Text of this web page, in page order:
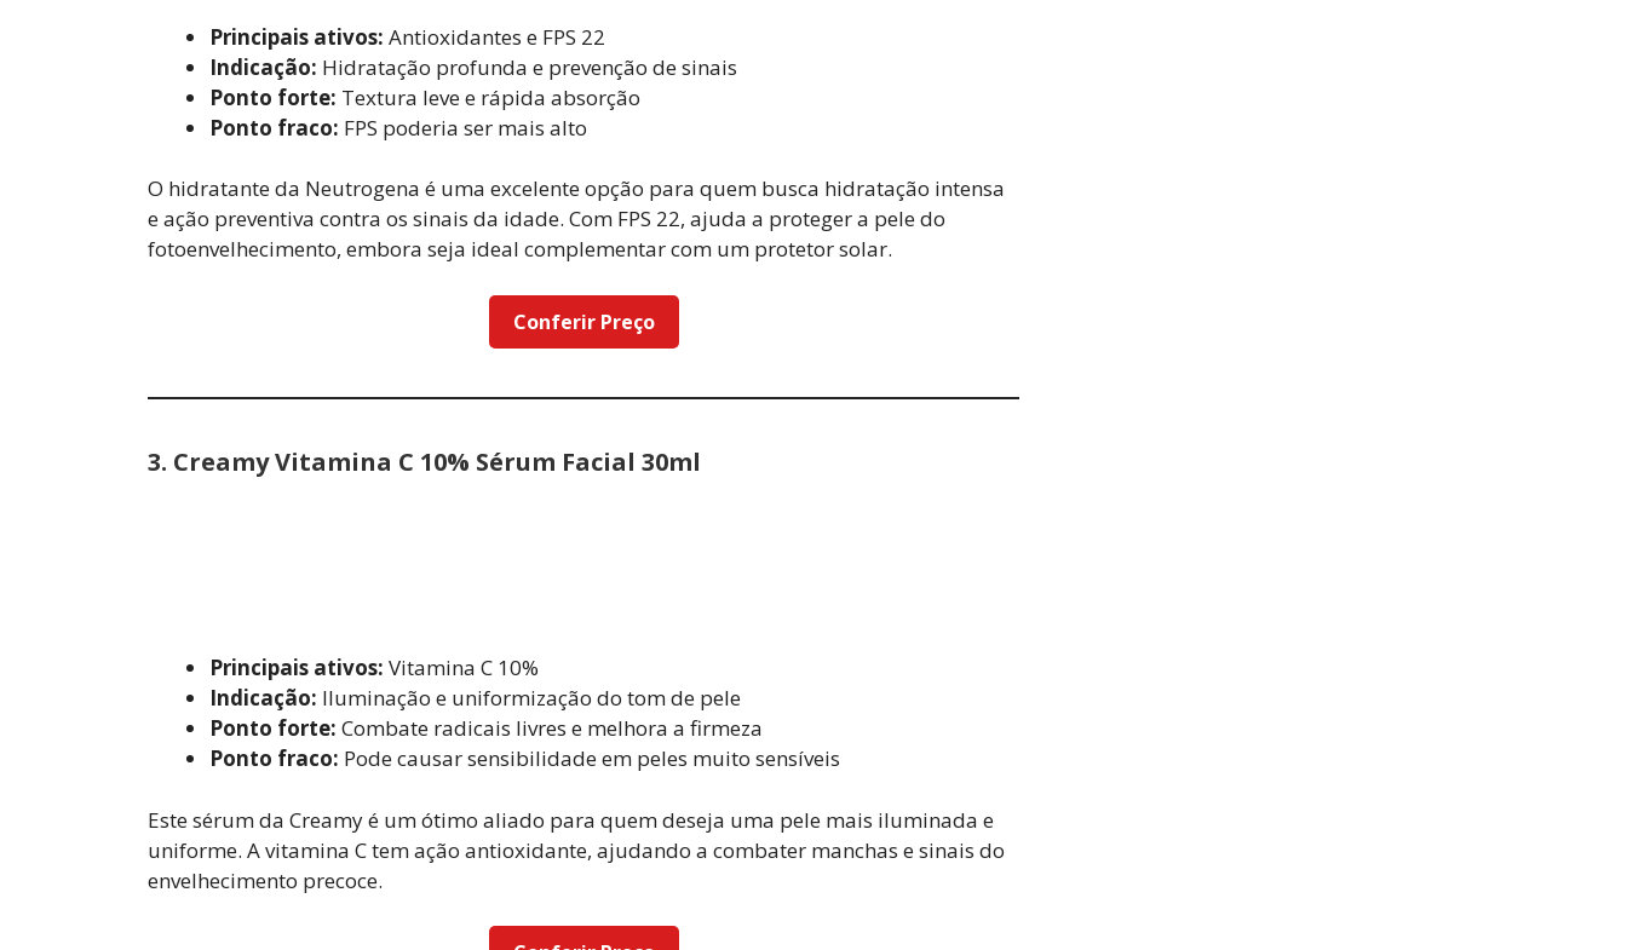
Principais ativos: Antioxidantes e FPS 22
Indicação: Hidratação profunda e prevenção de sinais
Ponto forte: Textura leve e rápida absorção
Ponto fraco: FPS poderia ser mais alto
O hidratante da Neutrogena é uma excelente opção para quem busca hidratação intensa
e ação preventiva contra os sinais da idade. Com FPS 22, ajuda a proteger a pele do
fotoenvelhecimento, embora seja ideal complementar com um protetor solar.
Conferir Preço
3. Creamy Vitamina C 10% Sérum Facial 30ml
Principais ativos: Vitamina C 10%
Indicação: Iluminação e uniformização do tom de pele
Ponto forte: Combate radicais livres e melhora a firmeza
Ponto fraco: Pode causar sensibilidade em peles muito sensíveis
Este sérum da Creamy é um ótimo aliado para quem deseja uma pele mais iluminada e
uniforme. A vitamina C tem ação antioxidante, ajudando a combater manchas e sinais do
envelhecimento precoce.